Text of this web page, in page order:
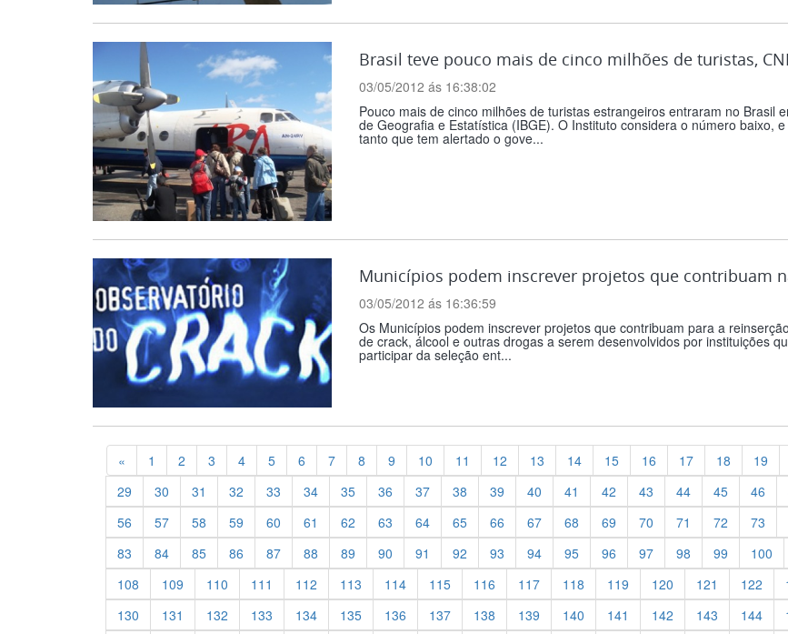
Brasil teve pouco mais de cinco milhões de turistas,
03/05/2012 ás 16:38:02
Pouco mais de cinco milhões de turistas estrangeiros entraram no Brasil
de Geografia e Estatística (IBGE). O Instituto considera o número baixo,
tanto que tem alertado o gove...
Municípios podem inscrever projetos que contribuam
03/05/2012 ás 16:36:59
Os Municípios podem inscrever projetos que contribuam para a
de crack, álcool e outras drogas a serem desenvolvidos por instituições
participar da seleção ent...
« Previous
1 2 3 4 5 6 7 8 9 10 11 12 13 14 15 16 17 18 19
29
30 31 32 33 34 35 36 37 38 39 40 41 42 43 44 45 46
56
57 58 59 60 61 62 63 64 65 66 67 68 69 70 71 72 73
83
84 85 86 87 88 89 90 91 92 93 94 95 96 97 98 99 100
108
109 110 111 112 113 114 115 116 117 118 119 120 121 122
130
131 132 133 134 135 136 137 138 139 140 141 142 143 144